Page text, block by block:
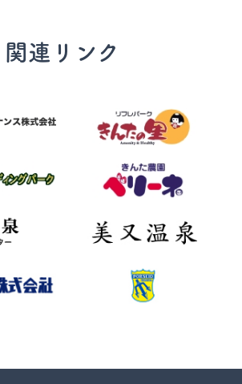
関連リンク